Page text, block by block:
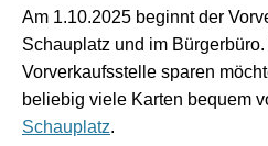
Am 1.10.2025 beginnt der
Schauplatz und im
Vorverkaufsstelle sparen
beliebig viele Karten bequem
Schauplatz.